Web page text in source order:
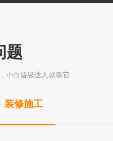
题
小白晋级达人就靠它
装修施工